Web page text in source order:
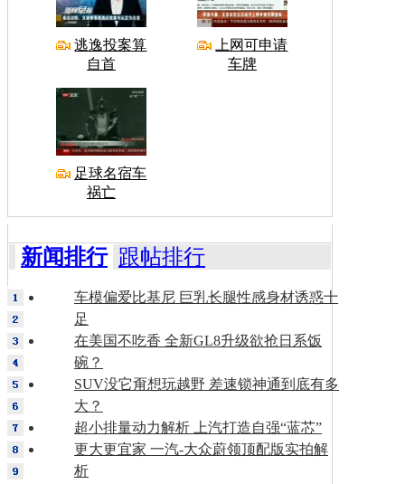
逃逸投案算
自首
上网可申请
车牌
足球名宿车
祸亡
新闻排行 跟帖排行
车模偏爱比基尼 巨乳长腿性感身材诱惑十
足
在美国不吃香 全新GL8升级欲抢日系饭
碗？
SUV没它甭想玩越野 差速锁神通到底有多
大？
超小排量动力解析 上汽打造自强“蓝芯”
更大更宜家 一汽-大众蔚领顶配版实拍解
析